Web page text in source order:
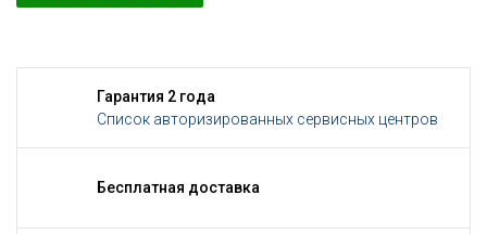
Гарантия 2 года
Список авторизированных сервисных центров
Бесплатная доставка